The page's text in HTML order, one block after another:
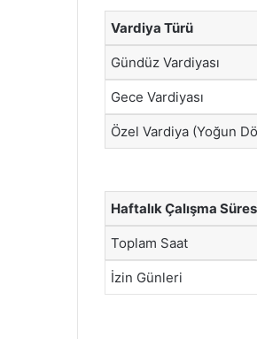
Vardiya Türü
Gündüz Vardiyası
Gece Vardiyası
Özel Vardiya (Yoğun
Haftalık Çalışma
Toplam Saat
İzin Günleri